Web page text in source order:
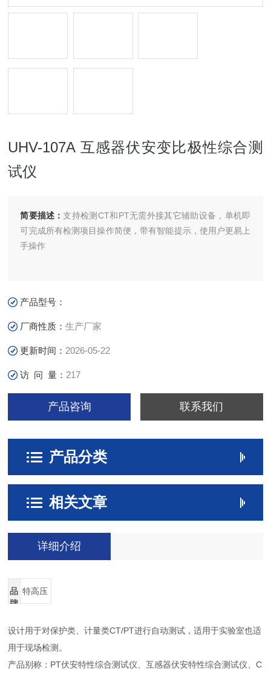
UHV-107A 互感器伏安变比极性综合测
试仪
简要描述：支持检测CT和PT无需外接其它辅助设备，单机即
可完成所有检测项目操作简便，带有智能提示，使用户更易上
手操作
产品型号：
厂商性质：生产厂家
更新时间： 2026-05-22
访 问 量： 217
产品咨询 联系我们
产品分类
相关文章
详细介绍
品
牌
特高压
设计用于对保护类、计量类CT/PT进行自动测试，适用于实验室也适
用于现场检测。
产品别称：PT伏安特性综合测试仪、互感器伏安特性综合测试仪、C